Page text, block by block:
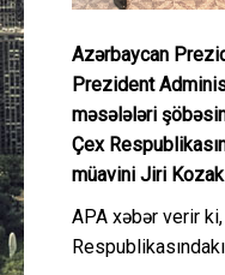
Azərbaycan
Prezident
məsələləri
Çex
müavini Jiri
APA xəbər verir